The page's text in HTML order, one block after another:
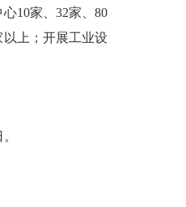
10家、32家、80
上；开展工业设